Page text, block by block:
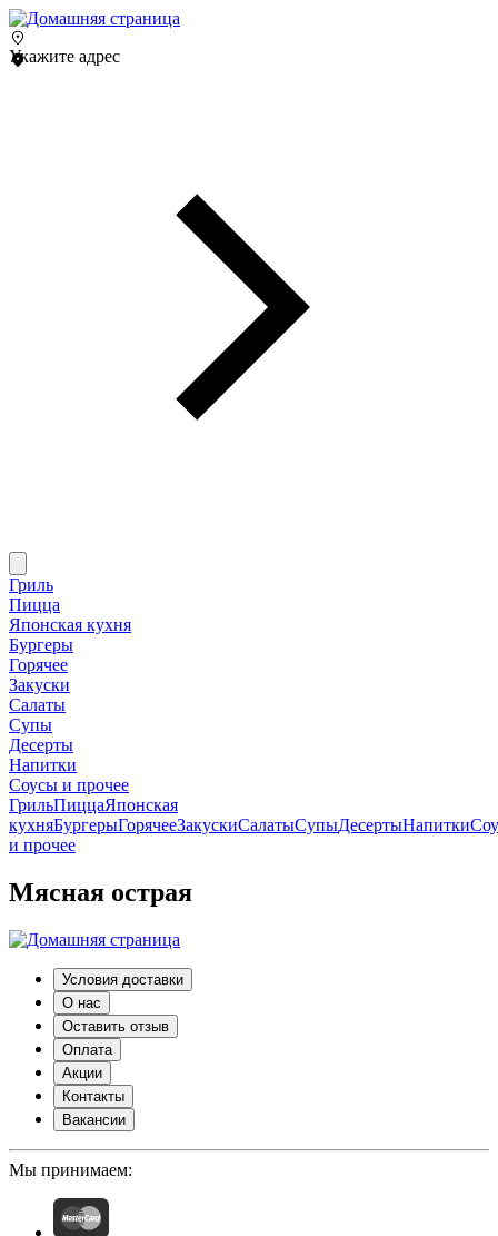
Укажите адрес
Гриль
Пицца
Японская кухня
Бургеры
Горячее
Закуски
Салаты
Супы
Десерты
Напитки
Соусы и прочее
ГрильПиццаЯпонская
кухняБургерыГорячееЗакускиСалатыСупыДесертыНапитки
и прочее
Мясная острая
Условия доставки
О нас
Оставить отзыв
Оплата
Акции
Контакты
Вакансии
Мы принимаем: